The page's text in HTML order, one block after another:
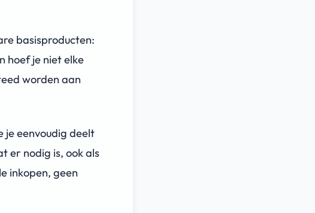
basisproducten:
hoef je niet elke
worden aan
je eenvoudig deelt
er nodig is, ook als
inkopen, geen